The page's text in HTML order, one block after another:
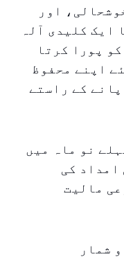
اور
ایک کلیدی آلہ
پورا کرتا
اپنے محفوظ
کے راستے
تحت، ۲۰۲۵ کے پہلے نو ماہ میں
امداد کی
مالیت
شمار